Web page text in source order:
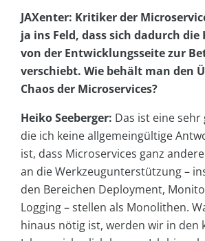
JAXenter: Kritiker der
ja ins Feld, dass sich dadurch
von der Entwicklungsseite zur
verschiebt. Wie behält man den
Chaos der Microservices?
Heiko Seeberger: Das ist eine sehr
die ich keine allgemeingültige
ist, dass Microservices ganz
an die Werkzeugunterstützung –
den Bereichen Deployment,
Logging – stellen als Monolithen.
hinaus nötig ist, werden wir in den